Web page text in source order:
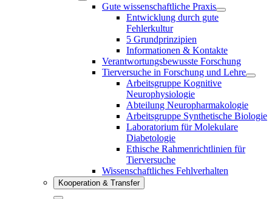
Gute wissenschaftliche Praxis
Entwicklung durch gute
Fehlerkultur
5 Grundprinzipien
Informationen & Kontakte
Verantwortungsbewusste Forschung
Tierversuche in Forschung und Lehre
Arbeitsgruppe Kognitive
Neurophysiologie
Abteilung Neuropharmakologie
Arbeitsgruppe Synthetische Biologie
Laboratorium für Molekulare
Diabetologie
Ethische Rahmenrichtlinien für
Tierversuche
Wissenschaftliches Fehlverhalten
Kooperation & Transfer